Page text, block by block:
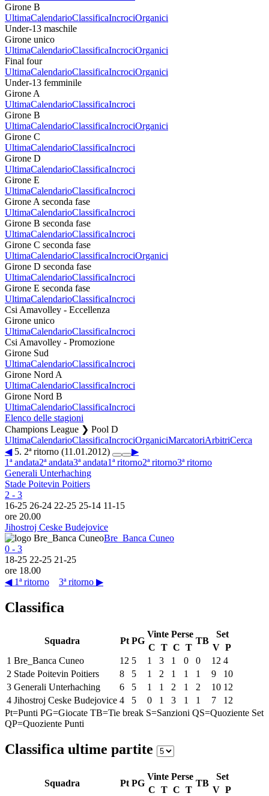
Girone B
UltimaCalendarioClassificaIncrociOrganici
Under-13 maschile
Girone unico
UltimaCalendarioClassificaIncrociOrganici
Final four
UltimaCalendarioClassificaIncrociOrganici
Under-13 femminile
Girone A
UltimaCalendarioClassificaIncroci
Girone B
UltimaCalendarioClassificaIncrociOrganici
Girone C
UltimaCalendarioClassificaIncroci
Girone D
UltimaCalendarioClassificaIncroci
Girone E
UltimaCalendarioClassificaIncroci
Girone A seconda fase
UltimaCalendarioClassificaIncroci
Girone B seconda fase
UltimaCalendarioClassificaIncroci
Girone C seconda fase
UltimaCalendarioClassificaIncrociOrganici
Girone D seconda fase
UltimaCalendarioClassificaIncroci
Girone E seconda fase
UltimaCalendarioClassificaIncroci
Csi Amavolley - Eccellenza
Girone unico
UltimaCalendarioClassificaIncroci
Csi Amavolley - Promozione
Girone Sud
UltimaCalendarioClassificaIncroci
Girone Nord A
UltimaCalendarioClassificaIncroci
Girone Nord B
UltimaCalendarioClassificaIncroci
Elenco delle stagioni
Champions League ❯ Pool D
UltimaCalendarioClassificaIncrociOrganiciMarcatoriArbitriCerca
◀5. 2ª ritorno (11.01.2012)
▶
1ª andata2ª andata3ª andata1ª ritorno2ª ritorno3ª ritorno
Generali Unterhaching
Stade Poitevin Poitiers
2 - 3
16-25 26-24 22-25 25-14 11-15
ore 20.00
Jihostroj Ceske Budejovice
Bre_Banca Cuneo
0 - 3
18-25 22-25 21-25
ore 18.00
◀ 1ª ritorno
3ª ritorno ▶
Classifica
Squadra Pt PG
Vinte Perse
TB
Set
C T C T V P
1 Bre_Banca Cuneo 12 5 1 3 1 0 0 12 4
2 Stade Poitevin Poitiers 8 5 1 2 1 1 1 9
10
3 Generali Unterhaching 6 5 1 1 2 1 2 10 12
4 Jihostroj Ceske Budejovice 4 5 0 1 3 1 1 7
12
Pt=Punti PG=Giocate TB=Tie break S=Sanzioni QS=Quoziente Set
QP=Quoziente Punti
Classifica ultime partite
Squadra Pt PG
Vinte Perse
TB
Set
C T C T V P